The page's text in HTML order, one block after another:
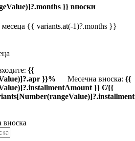
}} вноски
{{ variants.at(-1)?.months }}
{{
}}%
Месечна вноска: {{
}} €/{{
вноска